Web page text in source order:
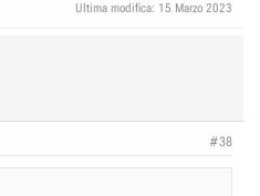
Ultima modifica: 15 Marzo 2023
#38